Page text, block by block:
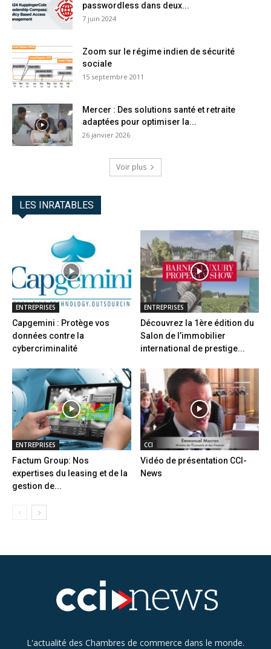
passwordless dans deux...
7 juin 2024
Zoom sur le régime indien de sécurité
sociale
15 septembre 2011
Mercer : Des solutions santé et retraite
adaptées pour optimiser la...
26 janvier 2026
Voir plus
LES INRATABLES
ENTREPRISES
Capgemini : Protège vos
données contre la
cybercriminalité
ENTREPRISES
Découvrez la 1ère édition du
Salon de l’immobilier
international de prestige...
ENTREPRISES
Factum Group: Nos
expertises du leasing et de la
gestion de...
CCI
Vidéo de présentation CCI-
News
L'actualité des Chambres de commerce dans le monde.